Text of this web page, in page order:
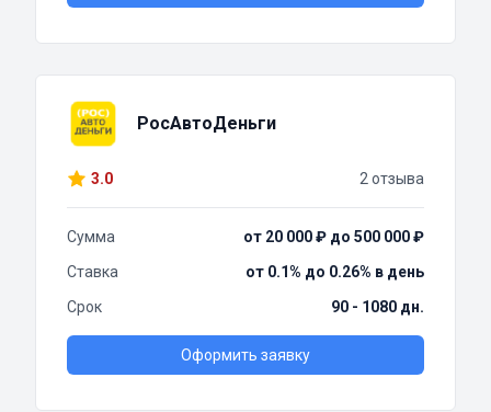
РосАвтоДеньги
3.0 2 отзыва
Сумма
от 20 000 ₽ до 500 000 ₽
Ставка
от 0.1% до 0.26% в день
Срок
90 - 1080 дн.
Оформить заявку